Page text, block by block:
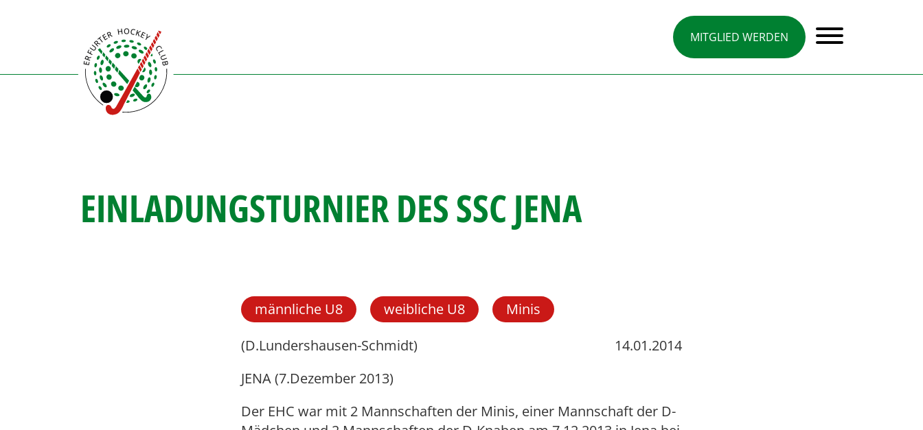
MITGLIED WERDEN
EINLADUNGSTURNIER DES SSC JENA
männliche U8 weibliche U8
Minis
(D.Lundershausen-Schmidt)
14.01.2014
JENA (7.Dezember 2013)
Der EHC war mit 2 Mannschaften der Minis, einer Mannschaft der D-